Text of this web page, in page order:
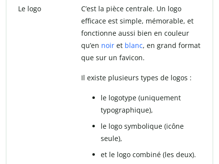
Le logo
C’est la pièce centrale. Un logo
efficace est simple, mémorable, et
fonctionne aussi bien en couleur
qu’en noir et blanc, en grand format
que sur un favicon.
Il existe plusieurs types de logos :
le logotype (uniquement
typographique),
le logo symbolique (icône
seule),
et le logo combiné (les deux).